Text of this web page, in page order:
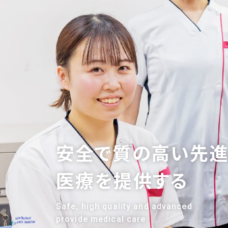
安全で質の高い先
医療を提供する
Safe, high quality and advanced
provide medical care